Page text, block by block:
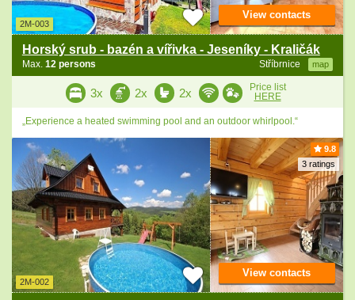
2M-003
Horský srub - bazén a vířivka - Jeseníky - Kraličák
Stříbrnice map
Max. 12 persons
View contacts
3x 2x 2x
Price list
HERE
„Experience a heated swimming pool and an outdoor whirlpool.“
9.8
3 ratings
2M-002
View contacts